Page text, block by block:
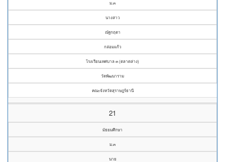
ม.๓
นางสาว
ณัฐกฤตา
กล่อมแก้ว
โรงเรียนเทศบาล ๓ (ตลาดล่าง)
วัดพัฒนาราม
คณะจังหวัดสุราษฎร์ธานี
21
มัธยมศึกษา
ม.๓
นาย